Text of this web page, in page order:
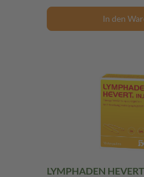
In den
LYMPHADEN